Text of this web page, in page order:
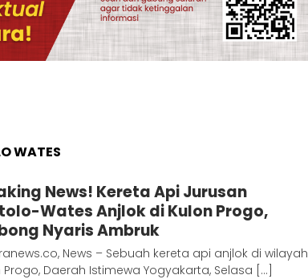
WATES
News! Kereta Api Jurusan
Wates Anjlok di Kulon Progo,
Nyaris Ambruk
News – Sebuah kereta api anjlok di wilayah
Progo, Daerah Istimewa Yogyakarta, Selasa […]